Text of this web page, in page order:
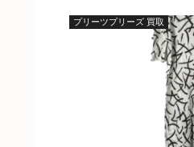
プリーツプリーズ 買取